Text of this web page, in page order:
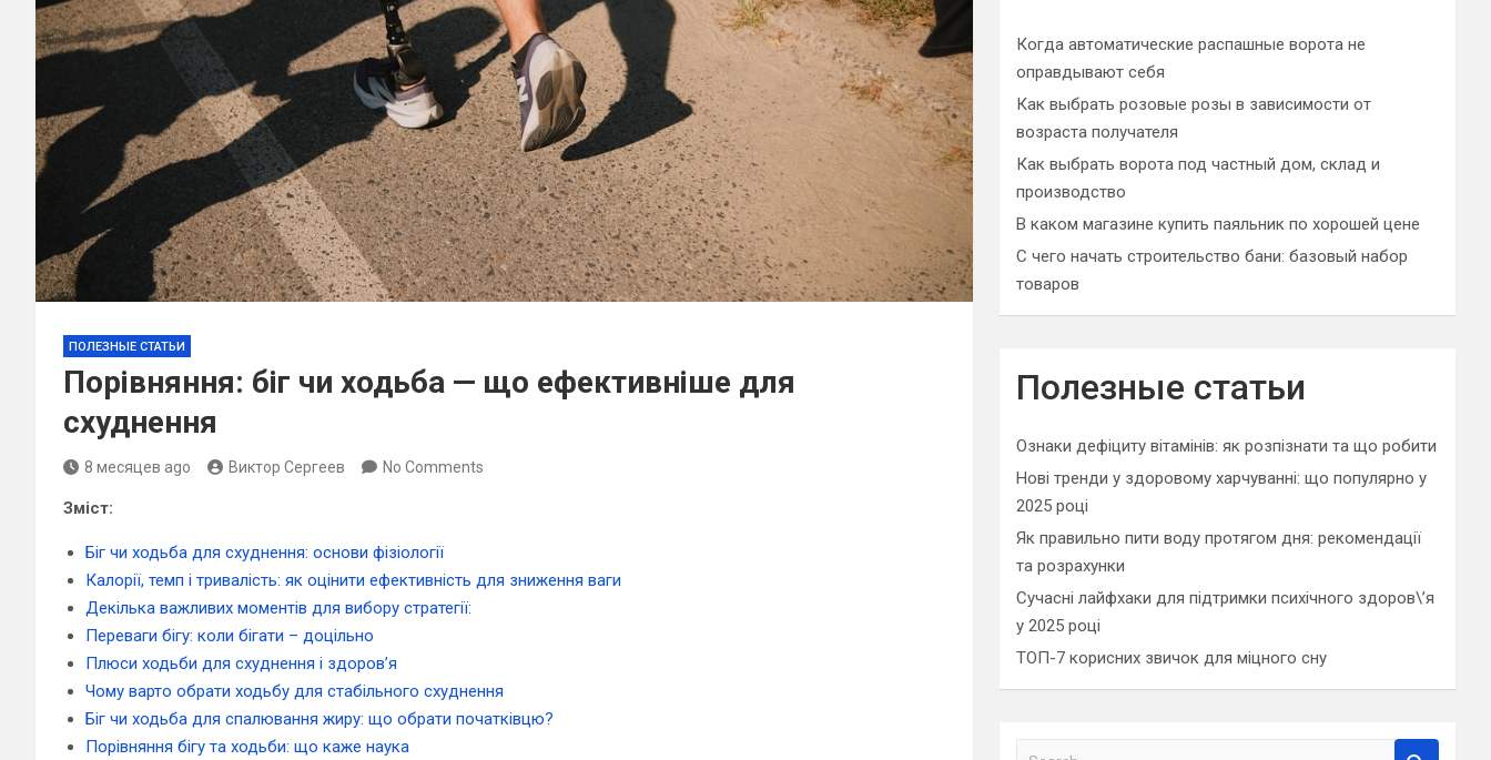
ПОЛЕЗНЫЕ СТАТЬИ
Порівняння: біг чи ходьба — що ефективніше для
схуднення
8 месяцев ago Виктор Сергеев No Comments
Зміст:
Біг чи ходьба для схуднення: основи фізіології
Калорії, темп і тривалість: як оцінити ефективність для зниження ваги
Декілька важливих моментів для вибору стратегії:
Переваги бігу: коли бігати – доцільно
Плюси ходьби для схуднення і здоров’я
Чому варто обрати ходьбу для стабільного схуднення
Біг чи ходьба для спалювання жиру: що обрати початківцю?
Порівняння бігу та ходьби: що каже наука
Когда автоматические распашные ворота не
оправдывают себя
Как выбрать розовые розы в зависимости от
возраста получателя
Как выбрать ворота под частный дом, склад и
производство
В каком магазине купить паяльник по хорошей цене
С чего начать строительство бани: базовый набор
товаров
Полезные статьи
Ознаки дефіциту вітамінів: як розпізнати та що робити
Нові тренди у здоровому харчуванні: що популярно у
2025 році
Як правильно пити воду протягом дня: рекомендації
та розрахунки
Сучасні лайфхаки для підтримки психічного здоров\’я
у 2025 році
ТОП-7 корисних звичок для міцного сну